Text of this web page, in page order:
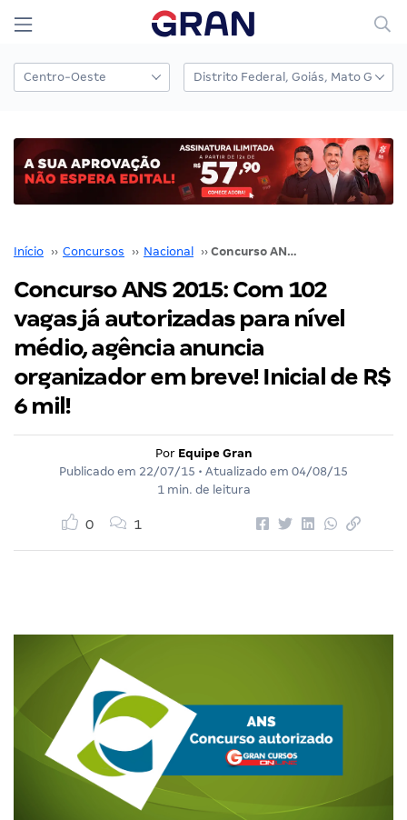
Início ›› Concursos ›› Nacional ›› Concurso ANS 2015: Com 102 vagas já autorizadas para nível médio, agência anuncia organizador em breve! Inicial de R$ 6 mil!
Concurso ANS 2015: Com 102
vagas já autorizadas para nível
médio, agência anuncia
organizador em breve! Inicial de R$
6 mil!
Por Equipe Gran
Publicado em 22/07/15 • Atualizado em 04/08/15
1 min. de leitura
0 1